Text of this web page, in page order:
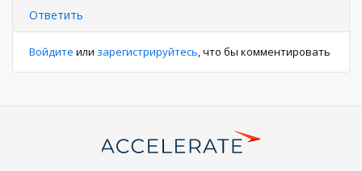
Ответить
Войдите или зарегистрируйтесь, что бы комментировать